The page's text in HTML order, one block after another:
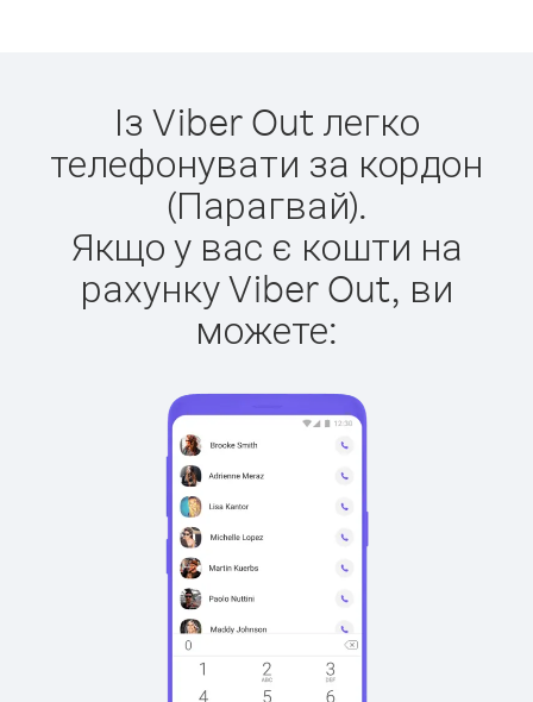
Із Viber Out легко
телефонувати за кордон
(Парагвай).
Якщо у вас є кошти на
рахунку Viber Out, ви
можете: